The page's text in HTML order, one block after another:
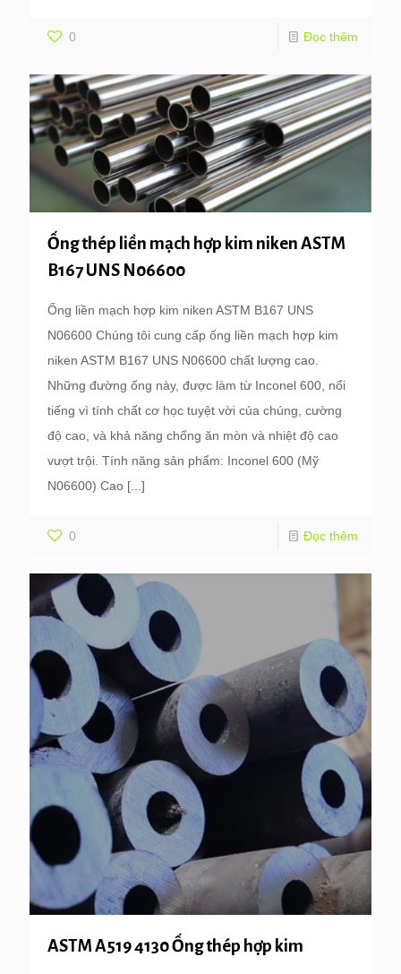
0 Đọc thêm
Ống thép liền mạch hợp kim niken ASTM
B167 UNS N06600
Ống liền mạch hợp kim niken ASTM B167 UNS
N06600 Chúng tôi cung cấp ống liền mạch hợp kim
niken ASTM B167 UNS N06600 chất lượng cao.
Những đường ống này, được làm từ Inconel 600, nổi
tiếng vì tính chất cơ học tuyệt vời của chúng, cường
độ cao, và khả năng chống ăn mòn và nhiệt độ cao
vượt trội. Tính năng sản phẩm: Inconel 600 (Mỹ
N06600) Cao [...]
0 Đọc thêm
ASTM A519 4130 Ống thép hợp kim